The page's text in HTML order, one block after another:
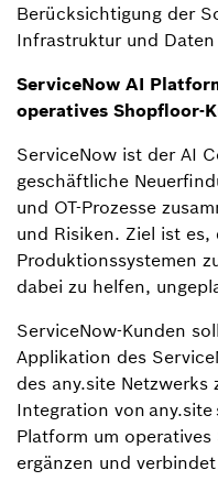
Berücksichtigung der
Infrastruktur und
ServiceNow AI
operatives Shopfloor-
ServiceNow ist der AI
geschäftliche
und OT-Prozesse
und Risiken. Ziel ist
Produktionssystemen
dabei zu helfen,
ServiceNow-Kunden
Applikation des
des any.site
Integration von
Platform um
ergänzen und